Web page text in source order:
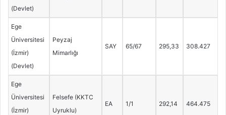
(Devlet)
Ege
Üniversitesi
(İzmir)
(Devlet)
Peyzaj
Mimarlığı
SAY 65/67 295,33 308.427
Ege
Üniversitesi
(İzmir)
Felsefe (KKTC
Uyruklu)
EA 1/1 292,14 464.475